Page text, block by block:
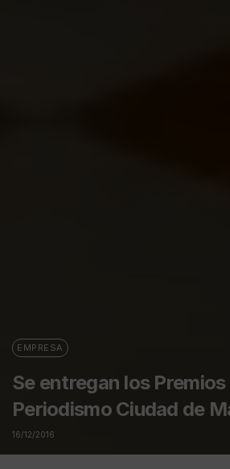
EMPRESA
Se entregan los Premios
Periodismo Ciudad de
16/12/2016